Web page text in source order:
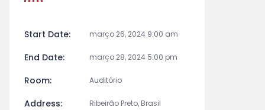
Start Date: março 26, 2024 9:00 am
End Date: março 28, 2024 5:00 pm
Room: Auditório
Address: Ribeirão Preto, Brasil